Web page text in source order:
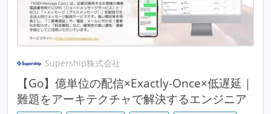
Supership株式会社
【Go】億単位の配信×Exactly-Once×低遅延｜
難題をアーキテクチャで解決するエンジニア